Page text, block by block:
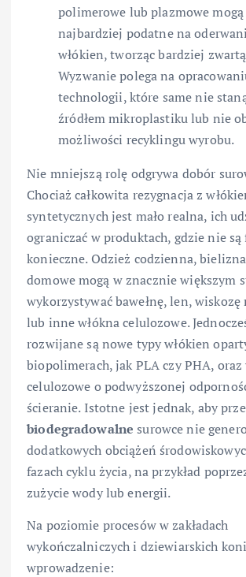
polimerowe lub plazmowe mogą
najbardziej podatne na
włókien, tworząc bardziej
Wyzwanie polega na
technologii, które same nie
źródłem mikroplastiku lub nie
możliwości recyklingu wyrobu.
Nie mniejszą rolę odgrywa dobór
Chociaż całkowita rezygnacja z
syntetycznych jest mało realna, ich
ograniczać w produktach, gdzie nie
konieczne. Odzież codzienna,
domowe mogą w znacznie większym
wykorzystywać bawełnę, len, wiskozę
lub inne włókna celulozowe.
rozwijane są nowe typy włókien
biopolimerach, jak PLA czy PHA, oraz
celulozowe o podwyższonej
ścieranie. Istotne jest jednak, aby
biodegradowalne surowce nie
dodatkowych obciążeń
fazach cyklu życia, na przykład
zużycie wody lub energii.
Na poziomie procesów w zakładach
wykończalniczych i dziewiarskich
wprowadzenie: